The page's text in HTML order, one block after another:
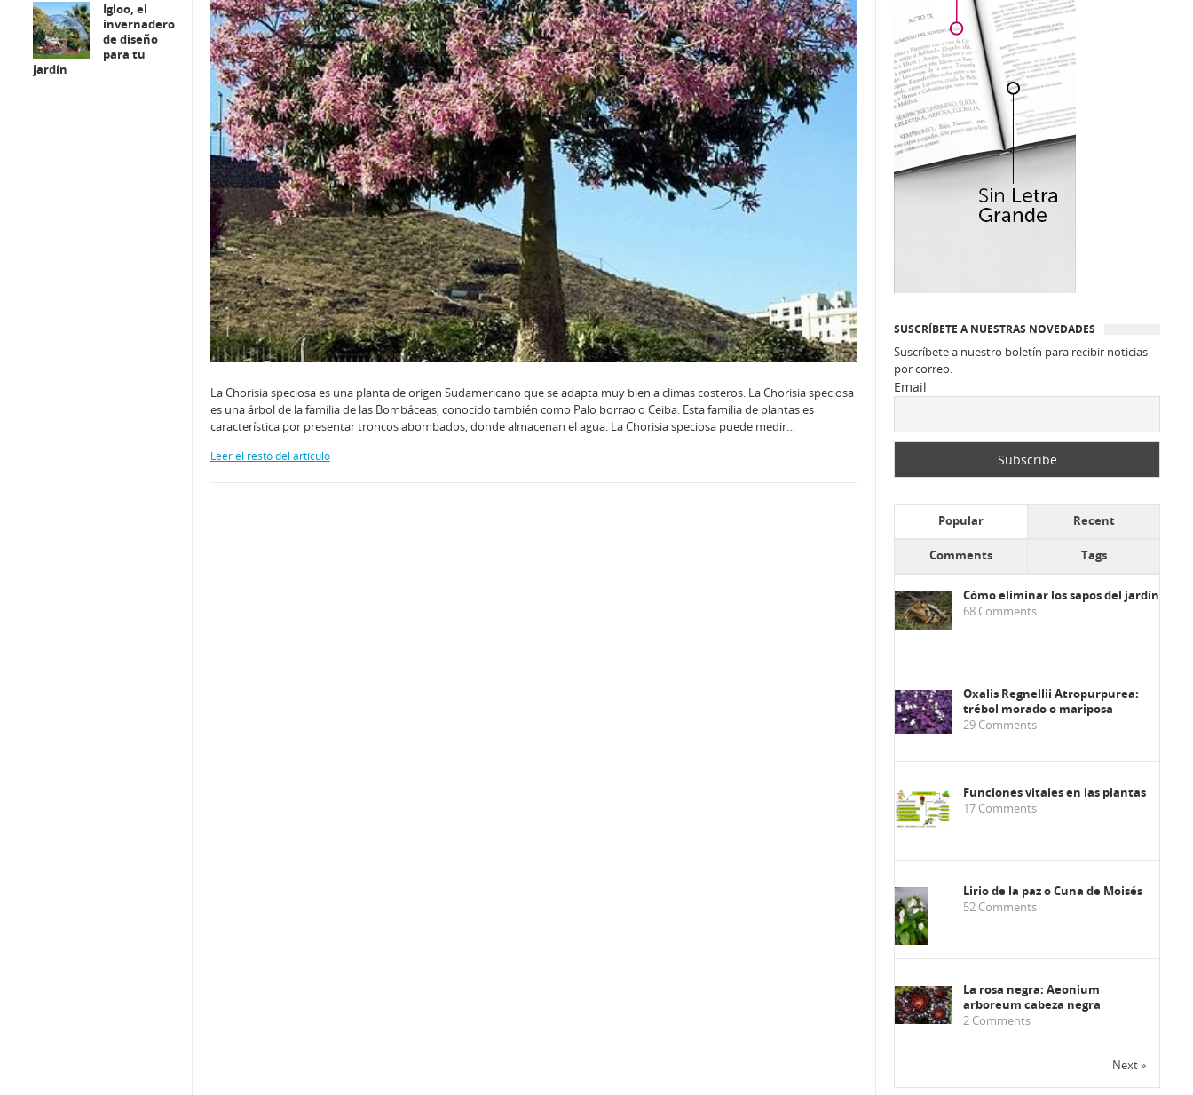
La Chorisia speciosa es una planta de origen Sudamericano que se adapta muy bien a climas costeros. La Chorisia speciosa
es una árbol de la familia de las Bombáceas, conocido también como Palo borrao o Ceiba. Esta familia de plantas es
característica por presentar troncos abombados, donde almacenan el agua. La Chorisia speciosa puede medir…
Leer el resto del artículo
Igloo, el
invernadero
de diseño
para tu
jardín
SUSCRÍBETE A NUESTRAS NOVEDADES
Suscríbete a nuestro boletín para recibir noticias
por correo.
Email
Popular Recent
Comments Tags
Cómo eliminar los sapos del jardín
68 Comments
Oxalis Regnellii Atropurpurea:
trébol morado o mariposa
29 Comments
Funciones vitales en las plantas
17 Comments
Lirio de la paz o Cuna de Moisés
52 Comments
La rosa negra: Aeonium
arboreum cabeza negra
2 Comments
Next »